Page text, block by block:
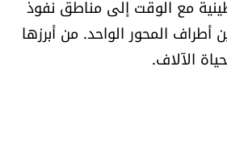
وتحوّلت المخيمات الفلسطينية مع الوقت إلى مناطق نفوذ
أطراف المحور الواحد. من أبرزها